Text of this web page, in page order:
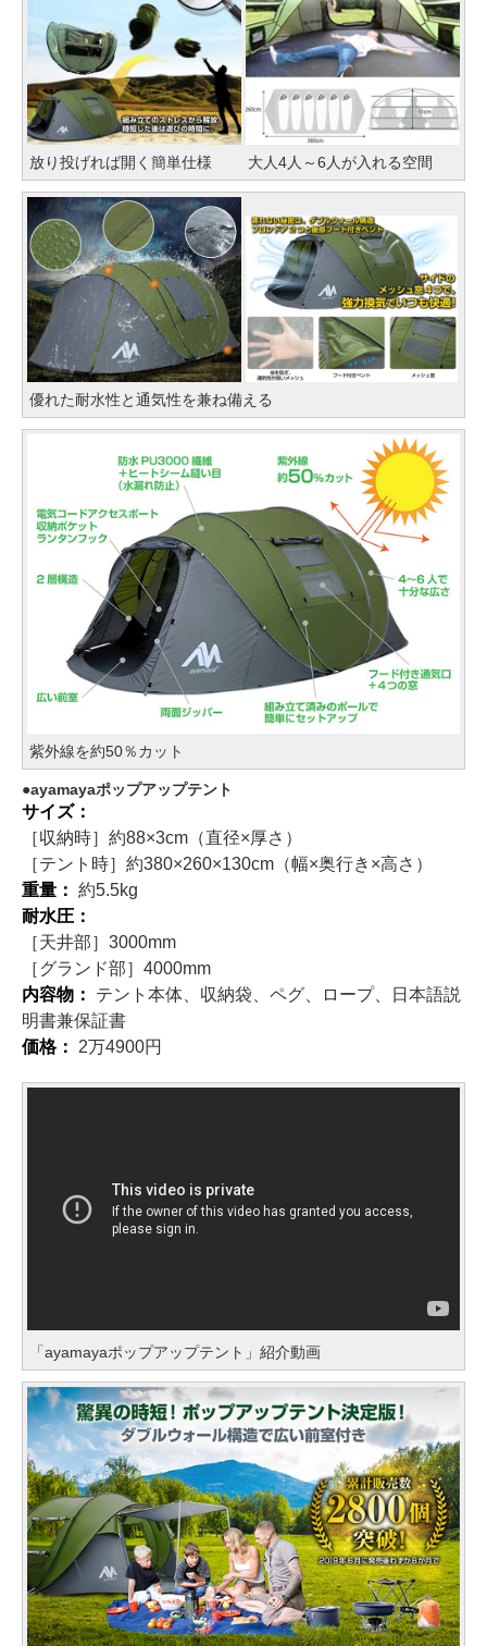
放り投げれば開く簡単仕様 大人4人～6人が入れる空間
優れた耐水性と通気性を兼ね備える
紫外線を約50％カット
ayamayaポップアップテント
サイズ：
［収納時］約88×3cm（直径×厚さ）
［テント時］約380×260×130cm（幅×奥行き×高さ）
重量： 約5.5kg
耐水圧：
［天井部］3000mm
［グランド部］4000mm
内容物： テント本体、収納袋、ペグ、ロープ、日本語説
明書兼保証書
価格： 2万4900円
「ayamayaポップアップテント」紹介動画